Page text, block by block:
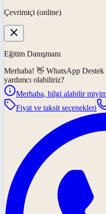
Çevrimiçi (online)
Eğitim Danışmanı
Merhaba! 👋 WhatsApp Destek
yardımcı olabiliriz?
Merhaba, bilgi alabilir
Fiyat ve taksit seçenekleri